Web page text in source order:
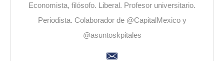
Economista, filósofo. Liberal. Profesor universitario.
Periodista. Colaborador de @CapitalMexico y
@asuntoskpitales